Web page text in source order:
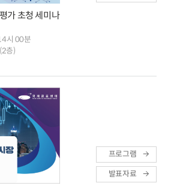
가 초청 세미나
시 00분
층)
프로그램
발표자료